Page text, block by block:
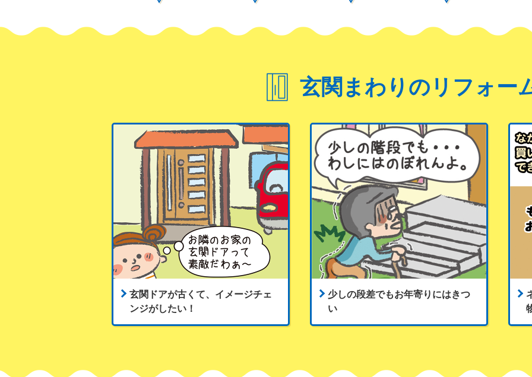
玄関まわりのリフォー
玄関ドアが古くて、イメージチェ
ンジがしたい！
少しの段差でもお年寄りにはきつ
い